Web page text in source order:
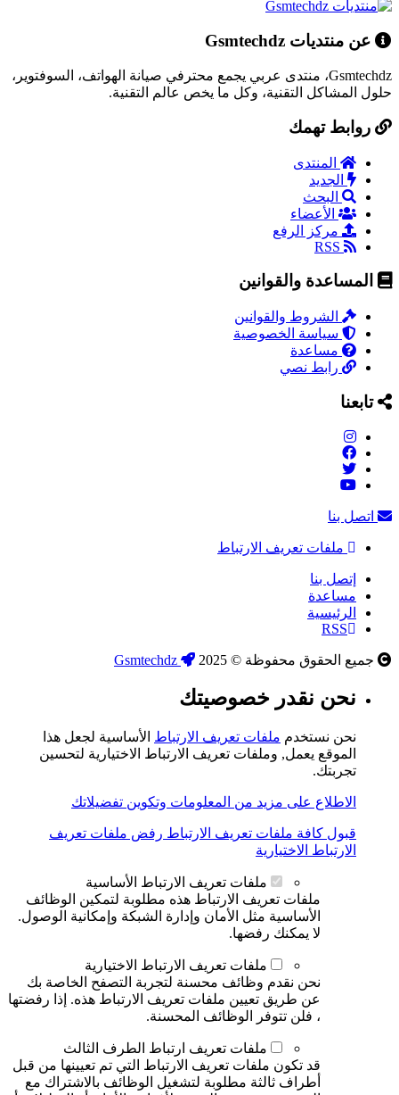
عن منتديات Gsmtechdz
Gsmtechdz، منتدى عربي يجمع محترفي صيانة الهواتف، السوفتوير،
حلول المشاكل التقنية، وكل ما يخص عالم التقنية.
روابط تهمك
المنتدى
الجديد
البحث
الأعضاء
مركز الرفع
المساعدة والقوانين
الشروط والقوانين
سياسة الخصوصية
مساعدة
رابط نصي
تابعنا
اتصل بنا
ملفات تعريف الارتباط
إتصل بنا
مساعدة
الرئيسية
RSS
جميع الحقوق محفوظة © 2025
نحن نقدر خصوصيتك
نحن نستخدم ملفات تعريف الارتباط الأساسية لجعل هذا
الموقع يعمل, وملفات تعريف الارتباط الاختيارية لتحسين
تجربتك.
الاطلاع على مزيد من المعلومات وتكوين تفضيلاتك
قبول كافة ملفات تعريف الارتباط رفض ملفات تعريف
الارتباط الاختيارية
ملفات تعريف الارتباط الأساسية
ملفات تعريف الارتباط هذه مطلوبة لتمكين الوظائف
الأساسية مثل الأمان وإدارة الشبكة وإمكانية الوصول.
لا يمكنك رفضها.
ملفات تعريف الارتباط الاختيارية
نحن نقدم وظائف محسنة لتجربة التصفح الخاصة بك
عن طريق تعيين ملفات تعريف الارتباط هذه. إذا رفضتها
، فلن تتوفر الوظائف المحسنة.
ملفات تعريف ارتباط الطرف الثالث
قد تكون ملفات تعريف الارتباط التي تم تعيينها من قبل
أطراف ثالثة مطلوبة لتشغيل الوظائف بالاشتراك مع